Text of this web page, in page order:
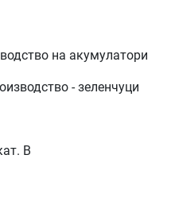
на акумулатори
- зеленчуци
В